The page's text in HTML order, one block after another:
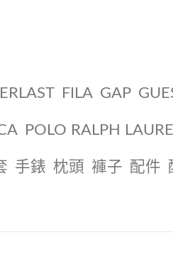
FILA GAP
POLO RALPH
手錶 枕頭 褲子 配件